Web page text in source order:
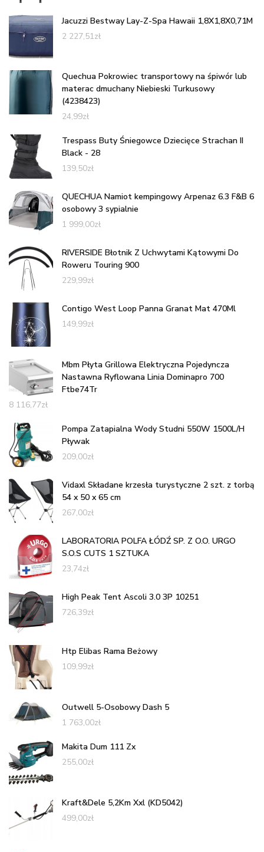
Jacuzzi Bestway Lay-Z-Spa Hawaii 1,8X1,8X0,71M
2 227,51zł
Quechua Pokrowiec transportowy na śpiwór lub
materac dmuchany Niebieski Turkusowy
(4238423)
24,99zł
Trespass Buty Śniegowce Dziecięce Strachan II
Black - 28
139,50zł
QUECHUA Namiot kempingowy Arpenaz 6.3 F&B 6
osobowy 3 sypialnie
1 999,00zł
RIVERSIDE Błotnik Z Uchwytami Kątowymi Do
Roweru Touring 900
229,99zł
Contigo West Loop Panna Granat Mat 470Ml
149,99zł
Mbm Płyta Grillowa Elektryczna Pojedyncza
Nastawna Ryflowana Linia Dominapro 700
Ftbe74Tr
8 116,77zł
Pompa Zatapialna Wody Studni 550W 1500L/H
Pływak
209,00zł
Vidaxl Składane krzesła turystyczne 2 szt. z torbą
54 x 50 x 65 cm
267,00zł
LABORATORIA POLFA ŁÓDŹ SP. Z O.O. URGO
S.O.S CUTS 1 SZTUKA
23,74zł
High Peak Tent Ascoli 3.0 3P 10251
726,39zł
Htp Elibas Rama Beżowy
109,99zł
Outwell 5-Osobowy Dash 5
1 763,00zł
Makita Dum 111 Zx
255,00zł
Kraft&Dele 5,2Km Xxl (KD5042)
499,00zł